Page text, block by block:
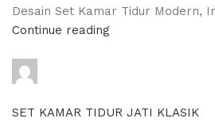
Desain Set Kamar Tidur Modern,
Continue reading
SET KAMAR TIDUR JATI KLASIK